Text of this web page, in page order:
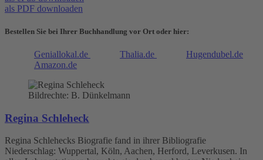
als PDF downloaden
Bestellen Sie bei Ihrer Buchhandlung vor Ort oder hier:
Geniallokal.de Thalia.de
Hugendubel.de
Amazon.de
Bildrechte: B. Dünkelmann
Regina Schleheck
Regina Schlehecks Biografie fand in ihrer Bibliografie
Niederschlag: Wuppertal, Köln, Aachen, Herford, Leverkusen. In